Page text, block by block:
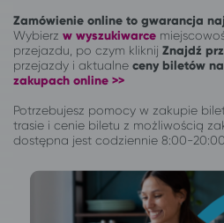
Zamówienie online to gwarancja
Wybierz w wyszukiwarce
przejazdu, po czym kliknij Znajdź
przejazdy i aktualne ceny biletów
zakupach online >>
Potrzebujesz pomocy w zakupie
trasie i cenie biletu z możliwością
dostępna jest codziennie 8:00-20:00.